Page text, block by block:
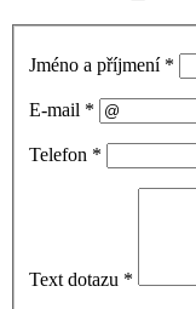
Jméno a příjmení *
E-mail *
Telefon *
Text dotazu *